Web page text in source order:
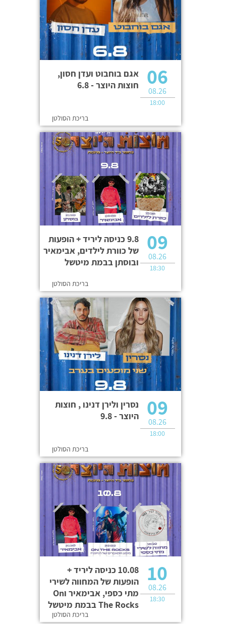
אגם בוחבוט ועדן חסון,
חוצות היוצר - 6.8
בריכת הסולטן
06
08.26
18:00
9.8 כניסה ליריד + הופעות
של כוורת לילדים, אבימאיר
ובוסתן בבמת מיטשל
בריכת הסולטן
09
08.26
18:30
נסרין ולירן דנינו , חוצות
היוצר - 9.8
בריכת הסולטן
09
08.26
18:00
10.08 כניסה ליריד +
הופעות של המחווה לשירי
מתי כספי, אבימאיר וOn
The Rocks בבמת מיטשל
בריכת הסולטן
10
08.26
18:30